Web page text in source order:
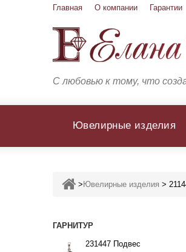
Главная О компании Гарантии
С любовью к тому, что
Ювелирные изделия
> Ювелирные изделия >
ГАРНИТУР
231447 Подвес